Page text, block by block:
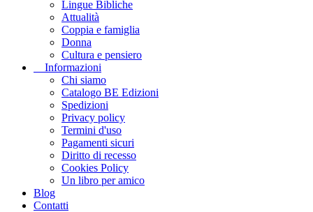
Lingue Bibliche
Attualità
Coppia e famiglia
Donna
Cultura e pensiero
Informazioni
Chi siamo
Catalogo BE Edizioni
Spedizioni
Privacy policy
Termini d'uso
Pagamenti sicuri
Diritto di recesso
Cookies Policy
Un libro per amico
Blog
Contatti